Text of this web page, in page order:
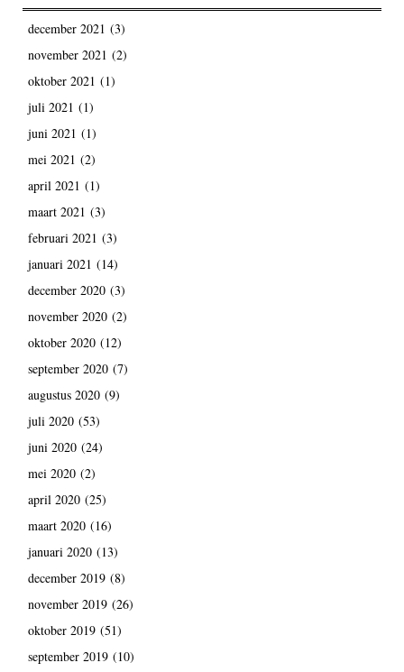
december 2021 (3)
november 2021 (2)
oktober 2021 (1)
juli 2021 (1)
juni 2021 (1)
mei 2021 (2)
april 2021 (1)
maart 2021 (3)
februari 2021 (3)
januari 2021 (14)
december 2020(3)
november 2020(2)
oktober 2020(12)
september 2020(7)
augustus 2020(9)
juli 2020(53)
juni 2020(24)
mei 2020(2)
april 2020(25)
maart 2020(16)
januari 2020(13)
december 2019(8)
november 2019(26)
oktober 2019(51)
september 2019(10)